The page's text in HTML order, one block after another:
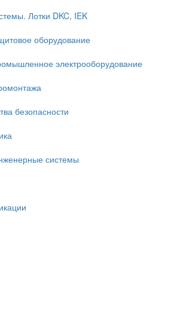
Лотки DKC, IEK
оборудование
электрооборудование
безопасности
системы